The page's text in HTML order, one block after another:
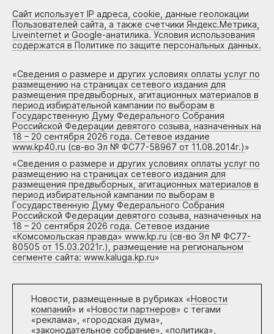
Сайт использует IP адреса, cookie, данные геолокации
Пользователей сайта, а также счетчики Яндекс.Метрика,
Liveinternet и Google-анатилика. Условия использования
содержатся в Политике по защите персональных данных.
«Сведения о размере и других условиях оплаты услуг по
размещению на страницах сетевого издания для
размещения предвыборных, агитационных материалов в
период избирательной кампании по выборам в
Государственную Думу Федерального Собрания
Российской Федерации девятого созыва, назначенных на
18 – 20 сентября 2026 года. Сетевое издание
www.kp40.ru (св-во Эл № ФС77-58967 от 11.08.2014г.)»
«Сведения о размере и других условиях оплаты услуг по
размещению на страницах сетевого издания для
размещения предвыборных, агитационных материалов в
период избирательной кампании по выборам в
Государственную Думу Федерального Собрания
Российской Федерации девятого созыва, назначенных на
18 – 20 сентября 2026 года. Сетевое издание
«Комсомольская правда» www.kp.ru (св-во Эл № ФС77-
80505 от 15.03.2021г.), размещение на региональном
сегменте сайта: www.kaluga.kp.ru»
Новости, размещенные в рубриках «Новости
компаний» и «Новости партнеров» с тегами
«реклама», «городская дума»,
«законодательное собрание», «политика»,